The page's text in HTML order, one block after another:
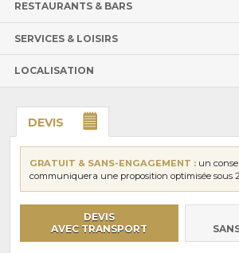
RESTAURANTS & BARS
SERVICES & LOISIRS
LOCALISATION
DEVIS
GRATUIT & SANS-ENGAGEMENT : un
communiquera une proposition optimisée sous
DEVIS
AVEC TRANSPORT